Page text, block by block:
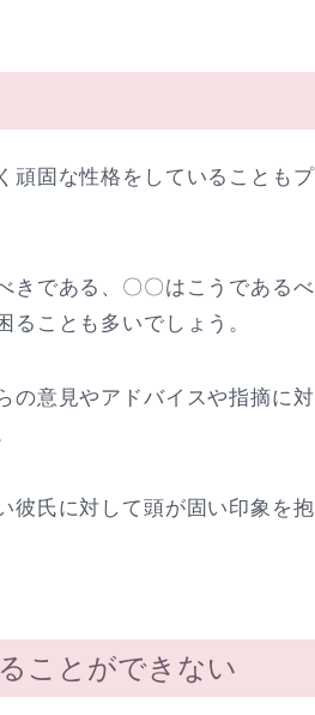
頑固な性格をしていることも
きである、〇〇はこうである
ることも多いでしょう。
の意見やアドバイスや指摘に
彼氏に対して頭が固い印象を
ことができない